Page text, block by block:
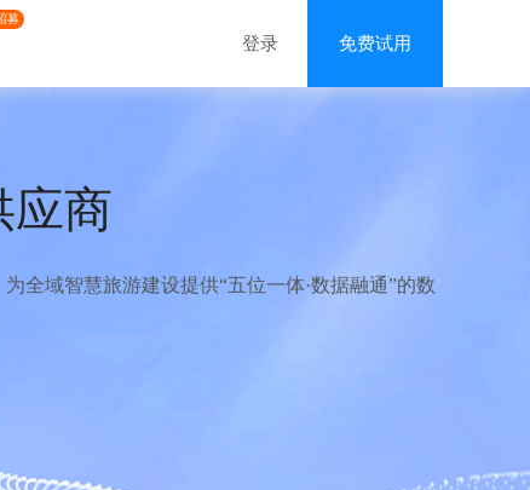
募
登录 免费试用
应商
全域智慧旅游建设提供“五位一体·数据融通”的数